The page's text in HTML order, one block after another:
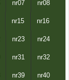
nr07 nr08
nr15 nr16
nr23 nr24
nr31 nr32
nr39 nr40